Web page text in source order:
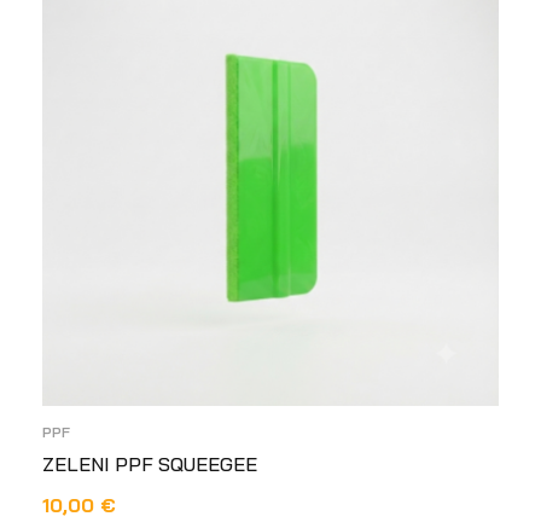
PPF
ZELENI PPF SQUEEGEE
10,00 €